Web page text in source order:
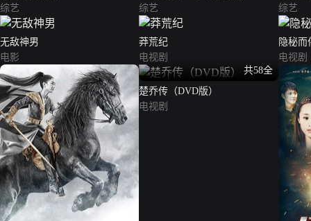
综艺
综艺
综艺
无敌神男
电影
莽荒纪
电视剧
隐秘而
电视剧
共58全
楚乔传（DVD版）
电视剧